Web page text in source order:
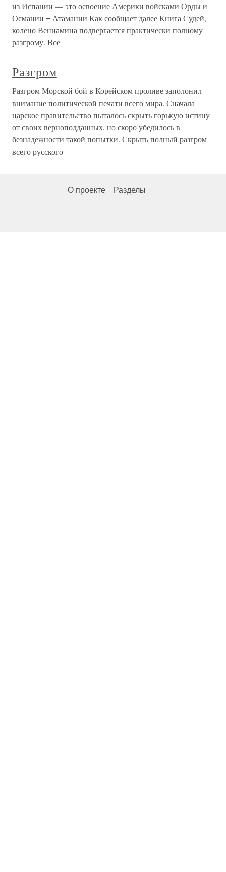
из Испании — это освоение Америки войсками Орды и
Османии = Атамании Как сообщает далее Книга Судей,
колено Вениамина подвергается практически полному
разгрому. Все
Разгром
Разгром Морской бой в Корейском проливе заполонил
внимание политической печати всего мира. Сначала
царское правительство пыталось скрыть горькую истину
от своих верноподданных, но скоро убедилось в
безнадежности такой попытки. Скрыть полный разгром
всего русского
О проекте Разделы